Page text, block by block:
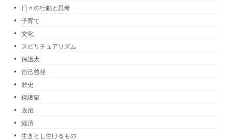
日々の行動と思考
子育て
文化
スピリチュアリズム
保護犬
自己啓発
歴史
保護猫
政治
経済
生きとし生けるもの